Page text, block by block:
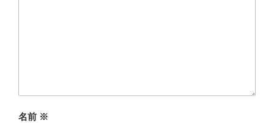
名前 ※